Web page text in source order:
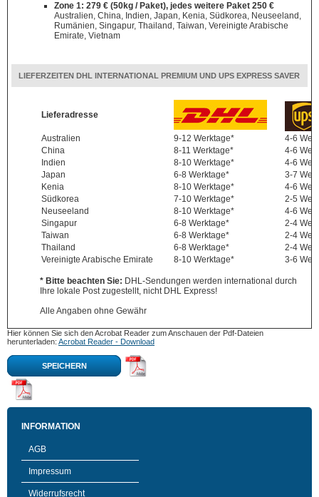
Zone 1: 279 € (50kg / Paket), jedes weitere Paket 250 €
Australien, China, Indien, Japan, Kenia, Südkorea, Neuseeland,
Rumänien, Singapur, Thailand, Taiwan, Vereinigte Arabische
Emirate, Vietnam
LIEFERZEITEN DHL INTERNATIONAL PREMIUM UND UPS EXPRESS SAVER
Lieferadresse
Australien 9-12 Werktage*
4-6
China
8-11 Werktage*
4-6
Indien
8-10 Werktage*
4-6
Japan
6-8 Werktage*
3-7
Kenia
8-10 Werktage*
4-6
Südkorea
7-10 Werktage*
2-5
Neuseeland
8-10 Werktage*
4-6
Singapur
6-8 Werktage*
2-4
Taiwan
6-8 Werktage*
2-4
Thailand
6-8 Werktage*
2-4
Vereinigte Arabische Emirate
8-10 Werktage* 3-6
* Bitte beachten Sie: DHL-Sendungen werden international durch
Ihre lokale Post zugestellt, nicht DHL Express!
Alle Angaben ohne Gewähr
Hier können Sie sich den Acrobat Reader zum Anschauen der Pdf-Dateien
herunterladen: Acrobat Reader - Download
SPEICHERN
INFORMATION
AGB
Impressum
Widerrufsrecht